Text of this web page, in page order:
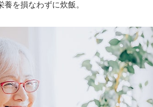
を損なわずに炊飯。